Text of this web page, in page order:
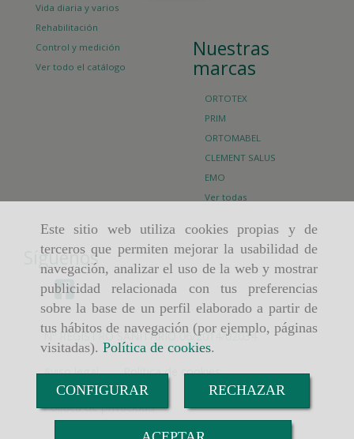
Este sitio web utiliza cookies propias y de
terceros que permiten mejorar la usabilidad de
navegación, analizar el uso de la web y mostrar
publicidad relacionada con tus preferencias
sobre la base de un perfil elaborado a partir de
tus hábitos de navegación (por ejemplo, páginas
visitadas). Política de cookies.
CONFIGURAR RECHAZAR
Vida diaria y varios
Rehabilitación
Control y medición
Ver todo el catálogo
Nuestras
marcas
ORTOTEX
PRIM
ORTOMABEL
CLEMENT SALUS
EMO
Ver todas
Síguenos
Nº REGISTRO SANITARIO 06/2014/02034
Aviso legal Política de cookies
Política de privacidad